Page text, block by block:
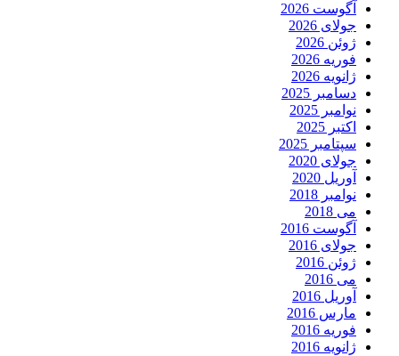
آگوست 2026
جولای 2026
ژوئن 2026
فوریه 2026
ژانویه 2026
دسامبر 2025
نوامبر 2025
اکتبر 2025
سپتامبر 2025
جولای 2020
آوریل 2020
نوامبر 2018
می 2018
آگوست 2016
جولای 2016
ژوئن 2016
می 2016
آوریل 2016
مارس 2016
فوریه 2016
ژانویه 2016